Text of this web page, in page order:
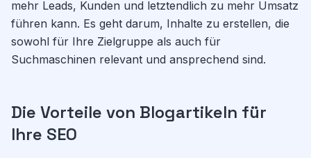
mehr Leads, Kunden und letztendlich zu mehr Umsatz
führen kann. Es geht darum, Inhalte zu erstellen, die
sowohl für Ihre Zielgruppe als auch für
Suchmaschinen relevant und ansprechend sind.
Die Vorteile von Blogartikeln für
Ihre SEO